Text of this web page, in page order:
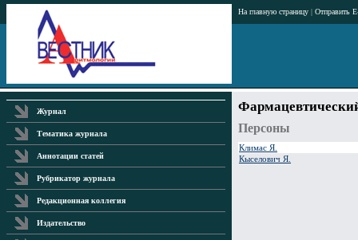
На главную страницу | Отправить
Журнал
Тематика журнала
Аннотации статей
Рубрикатор журнала
Редакционная коллегия
Издательство
Персоны
Климас Я.
Кыселович Я.